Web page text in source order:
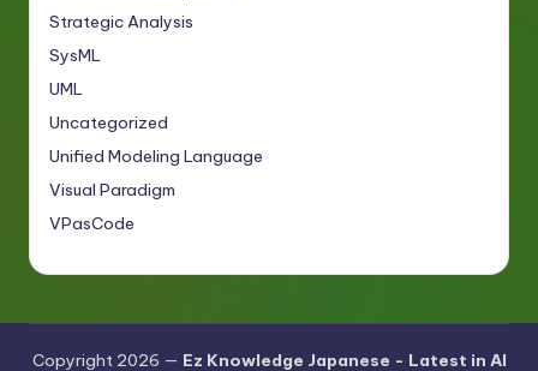
Strategic Analysis
SysML
UML
Uncategorized
Unified Modeling Language
Visual Paradigm
VPasCode
Copyright 2026 — Ez Knowledge Japanese - Latest in AI